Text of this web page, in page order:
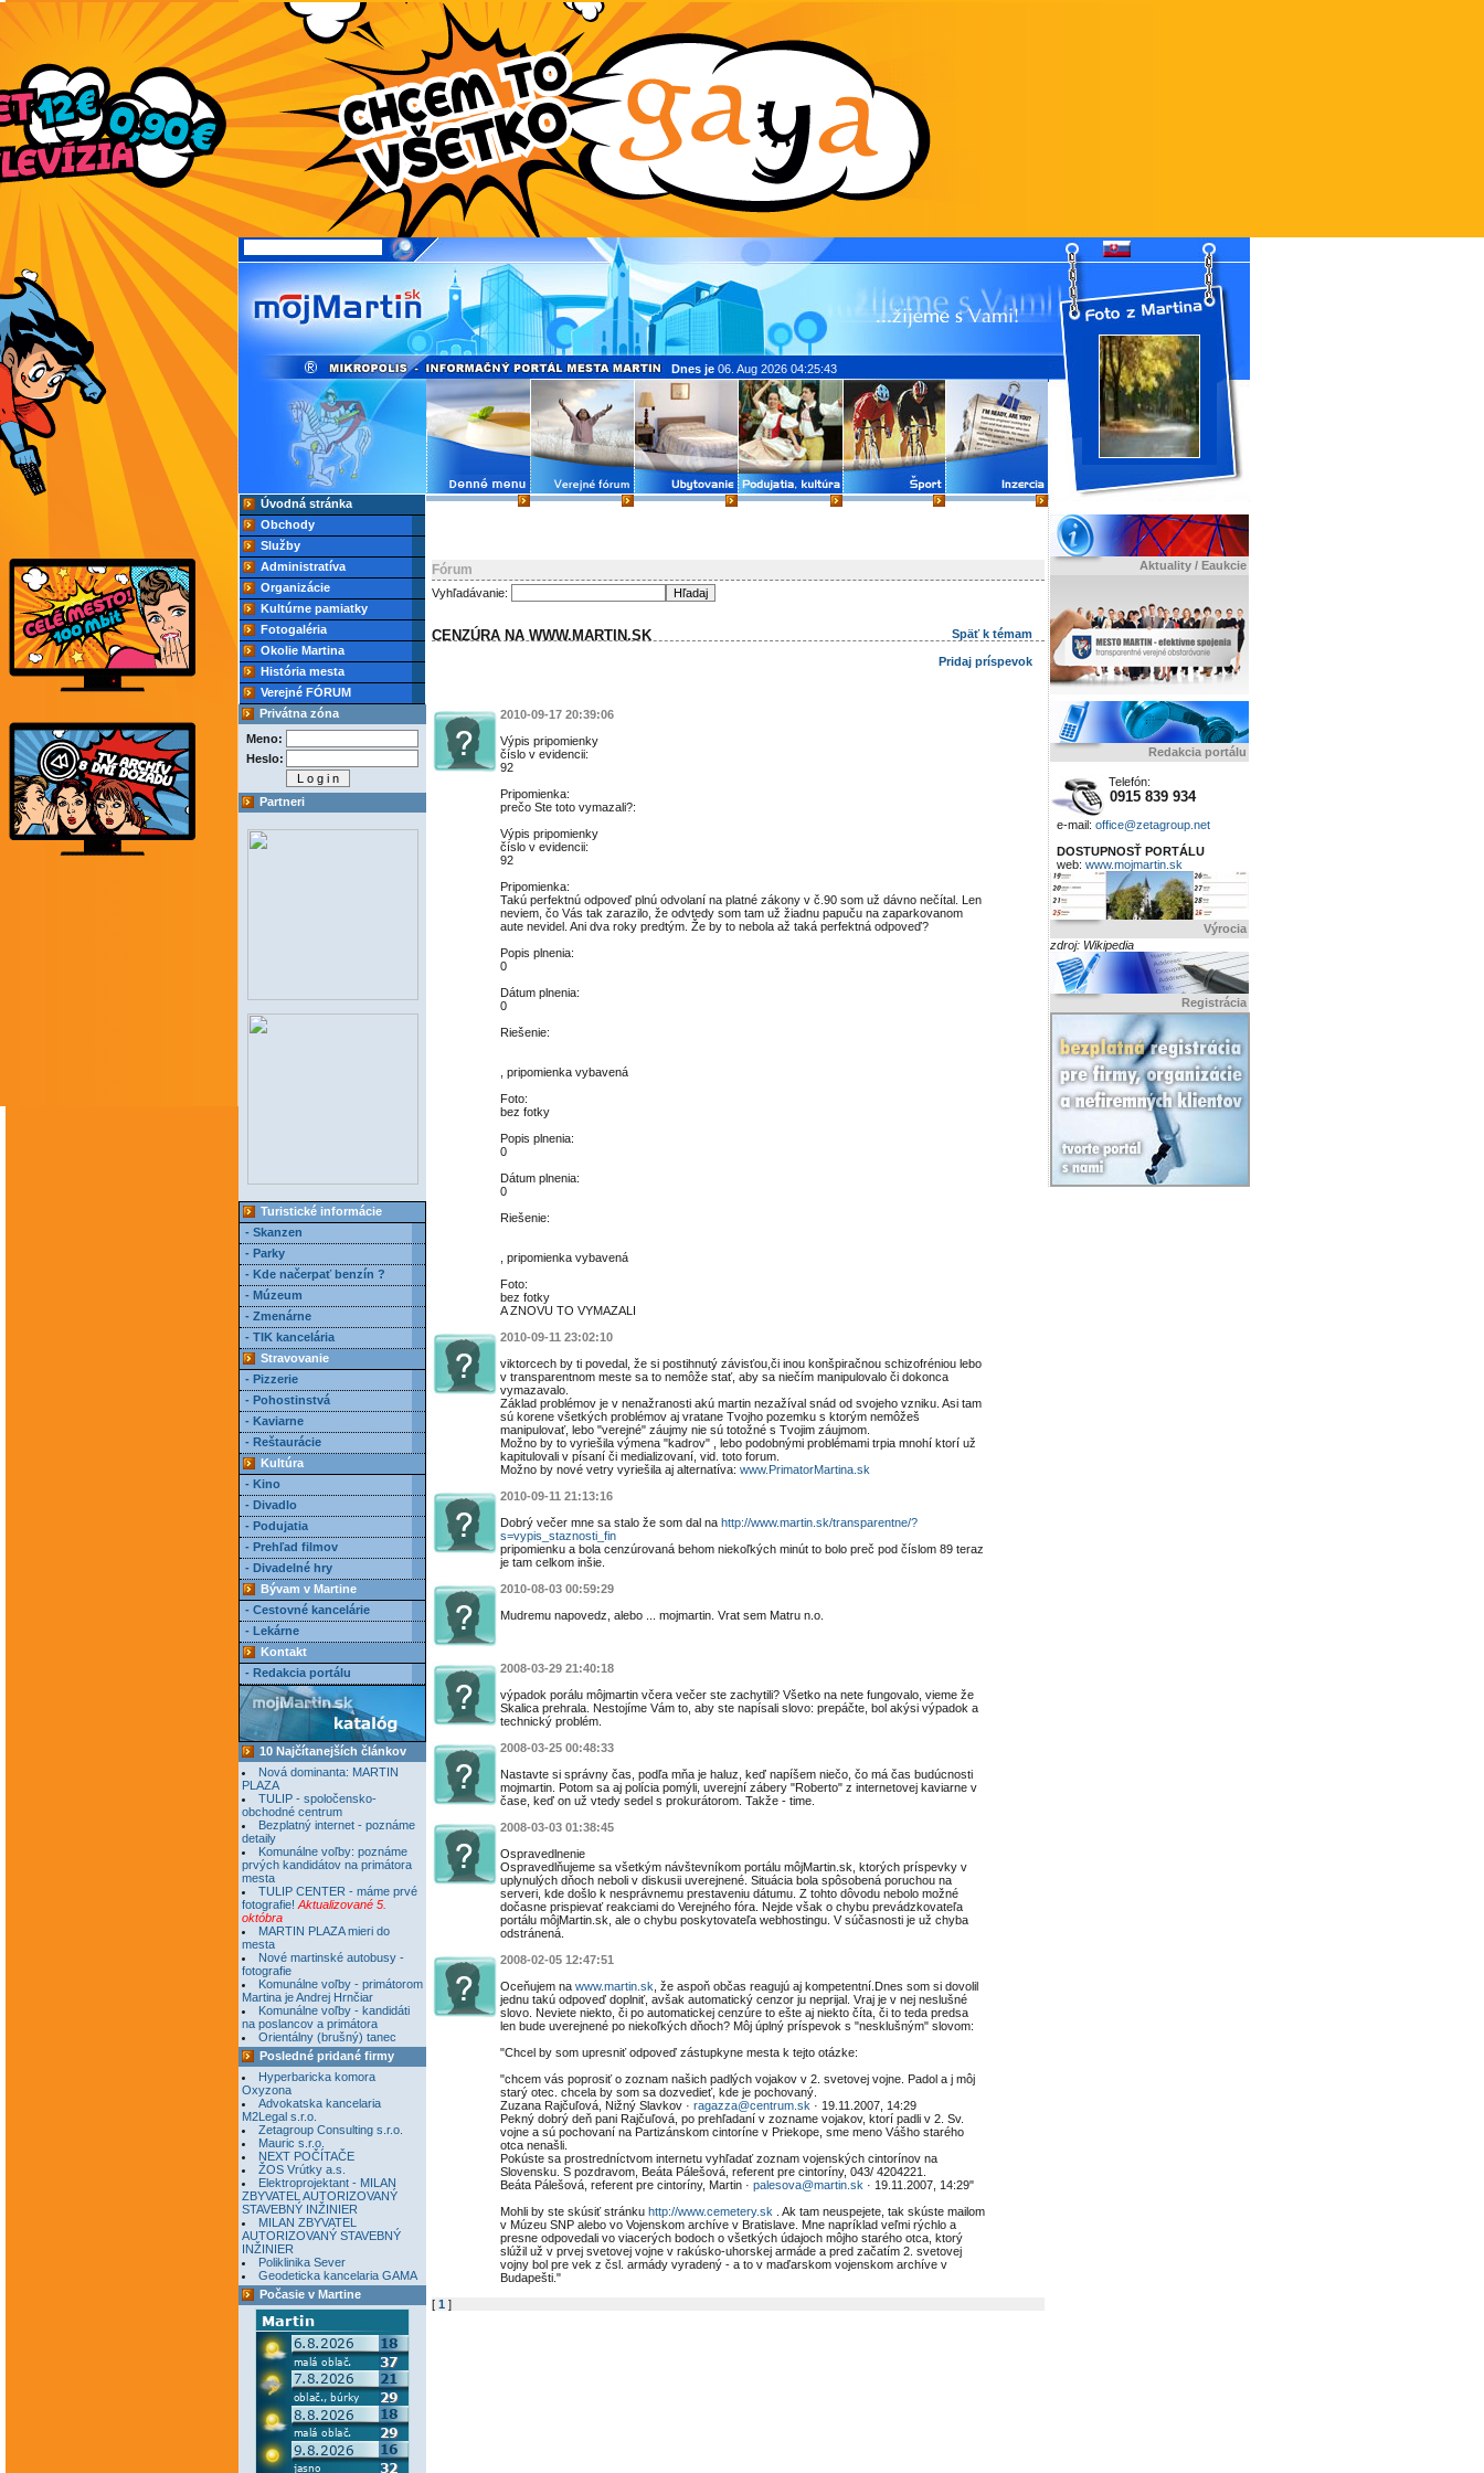
Úvodná stránka
Obchody
Služby
Administratíva
Organizácie
Kultúrne pamiatky
Fotogaléria
Okolie Martina
História mesta
Verejné FÓRUM
Privátna zóna
Meno:
Heslo:
Partneri
Turistické informácie
- Skanzen
- Parky
- Kde načerpať benzín ?
- Múzeum
- Zmenárne
- TIK kancelária
Stravovanie
- Pizzerie
- Pohostinstvá
- Kaviarne
- Reštaurácie
Kultúra
- Kino
- Divadlo
- Podujatia
- Prehľad filmov
- Divadelné hry
Bývam v Martine
- Cestovné kancelárie
- Lekárne
Kontakt
- Redakcia portálu
10 Najčítanejších článkov
Nová dominanta: MARTIN
PLAZA
TULIP - spoločensko-
obchodné centrum
Bezplatný internet - poznáme
detaily
Komunálne voľby: poznáme
prvých kandidátov na primátora
mesta
TULIP CENTER - máme prvé
fotografie! Aktualizované 5.
októbra
MARTIN PLAZA mieri do
mesta
Nové martinské autobusy -
fotografie
Komunálne voľby - primátorom
Martina je Andrej Hrnčiar
Komunálne voľby - kandidáti
na poslancov a primátora
Orientálny (brušný) tanec
Posledné pridané firmy
Hyperbaricka komora
Oxyzona
Advokatska kancelaria
M2Legal s.r.o.
Zetagroup Consulting s.r.o.
Mauric s.r.o.
NEXT POČÍTAČE
ŽOS Vrútky a.s.
Elektroprojektant - MILAN
ZBYVATEL AUTORIZOVANÝ
STAVEBNÝ INŽINIER
MILAN ZBYVATEL
AUTORIZOVANÝ STAVEBNÝ
INŽINIER
Poliklinika Sever
Geodeticka kancelaria GAMA
Počasie v Martine
Aktuality / Eaukcie
Redakcia portálu
Telefón:
0915 839 934
e-mail: office@zetagroup.net
DOSTUPNOSŤ PORTÁLU
web: www.mojmartin.sk
Výrocia
zdroj: Wikipedia
Registrácia
Dnes je 06. Aug 2026 04:25:43
Fórum
Vyhľadávanie:
CENZÚRA NA WWW.MARTIN.SK Späť k témam
Pridaj príspevok
2010-09-17 20:39:06
Výpis pripomienky
číslo v evidencii:
92
Pripomienka:
prečo Ste toto vymazali?:
Výpis pripomienky
číslo v evidencii:
92
Pripomienka:
Takú perfektnú odpoveď plnú odvolaní na platné zákony v č.90 som už dávno nečítal. Len
neviem, čo Vás tak zarazilo, že odvtedy som tam už žiadnu papuču na zaparkovanom
aute nevidel. Ani dva roky predtým. Že by to nebola až taká perfektná odpoveď?
Popis plnenia:
0
Dátum plnenia:
0
Riešenie:
, pripomienka vybavená
Foto:
bez fotky
Popis plnenia:
0
Dátum plnenia:
0
Riešenie:
, pripomienka vybavená
Foto:
bez fotky
A ZNOVU TO VYMAZALI
2010-09-11 23:02:10
viktorcech by ti povedal, že si postihnutý závisťou,či inou konšpiračnou schizofréniou lebo
v transparentnom meste sa to nemôže stať, aby sa niečím manipulovalo či dokonca
vymazavalo.
Základ problémov je v nenažranosti akú martin nezažíval snád od svojeho vzniku. Asi tam
sú korene všetkých problémov aj vratane Tvojho pozemku s ktorým nemôžeš
manipulovať, lebo "verejné" záujmy nie sú totožné s Tvojim záujmom.
Možno by to vyriešila výmena "kadrov" , lebo podobnými problémami trpia mnohí ktorí už
kapitulovali v písaní či medializovaní, vid. toto forum.
Možno by nové vetry vyriešila aj alternatíva: www.PrimatorMartina.sk
2010-09-11 21:13:16
Dobrý večer mne sa stalo že som dal na http://www.martin.sk/transparentne/?
s=vypis_staznosti_fin
pripomienku a bola cenzúrovaná behom niekoľkých minút to bolo preč pod číslom 89 teraz
je tam celkom inšie.
2010-08-03 00:59:29
Mudremu napovedz, alebo ... mojmartin. Vrat sem Matru n.o.
2008-03-29 21:40:18
výpadok porálu môjmartin včera večer ste zachytili? Všetko na nete fungovalo, vieme že
Skalica prehrala. Nestojíme Vám to, aby ste napísali slovo: prepáčte, bol akýsi výpadok a
technický problém.
2008-03-25 00:48:33
Nastavte si správny čas, podľa mňa je haluz, keď napíšem niečo, čo má čas budúcnosti
mojmartin. Potom sa aj polícia pomýli, uverejní zábery "Roberto" z internetovej kaviarne v
čase, keď on už vtedy sedel s prokurátorom. Takže - time.
2008-03-03 01:38:45
Ospravedlnenie
Ospravedlňujeme sa všetkým návštevníkom portálu môjMartin.sk, ktorých príspevky v
uplynulých dňoch neboli v diskusii uverejnené. Situácia bola spôsobená poruchou na
serveri, kde došlo k nesprávnemu prestaveniu dátumu. Z tohto dôvodu nebolo možné
dočasne prispievať reakciami do Verejného fóra. Nejde však o chybu prevádzkovateľa
portálu môjMartin.sk, ale o chybu poskytovateľa webhostingu. V súčasnosti je už chyba
odstránená.
2008-02-05 12:47:51
Oceňujem na www.martin.sk , že aspoň občas reagujú aj kompetentní.Dnes som si dovolil
jednu takú odpoveď doplniť, avšak automatický cenzor ju neprijal. Vraj je v nej neslušné
slovo. Neviete niekto, či po automatickej cenzúre to ešte aj niekto číta, či to teda predsa
len bude uverejnené po niekoľkých dňoch? Môj úplný príspevok s "nesklušným" slovom:
"Chcel by som upresniť odpoveď zástupkyne mesta k tejto otázke:
"chcem vás poprosiť o zoznam našich padlých vojakov v 2. svetovej vojne. Padol a j môj
starý otec. chcela by som sa dozvedieť, kde je pochovaný.
Zuzana Rajčuľová, Nižný Slavkov · ragazza@centrum.sk · 19.11.2007, 14:29
Pekný dobrý deň pani Rajčuľová, po prehľadaní v zozname vojakov, ktorí padli v 2. Sv.
vojne a sú pochovaní na Partizánskom cintoríne v Priekope, sme meno Vášho starého
otca nenašli.
Pokúste sa prostredníctvom internetu vyhľadať zoznam vojenských cintorínov na
Slovensku. S pozdravom, Beáta Pálešová, referent pre cintoríny, 043/ 4204221.
Beáta Pálešová, referent pre cintoríny, Martin · palesova@martin.sk · 19.11.2007, 14:29"
Mohli by ste skúsiť stránku http://www.cemetery.sk . Ak tam neuspejete, tak skúste mailom
v Múzeu SNP alebo vo Vojenskom archíve v Bratislave. Mne napríklad veľmi rýchlo a
presne odpovedali vo viacerých bodoch o všetkých údajoch môjho starého otca, ktorý
slúžil už v prvej svetovej vojne v rakúsko-uhorskej armáde a pred začatím 2. svetovej
vojny bol pre vek z čsl. armády vyradený - a to v maďarskom vojenskom archíve v
Budapešti."
[ 1 ]